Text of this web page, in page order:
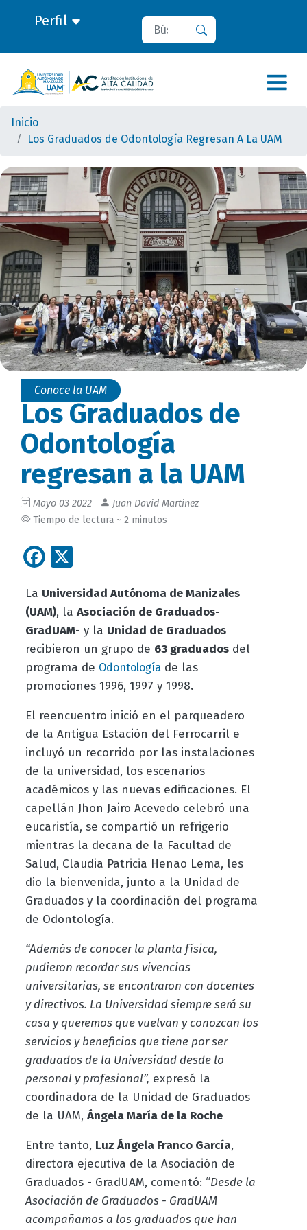
Perfil Buscar
Inicio
Los Graduados de Odontología Regresan A La UAM
Conoce la UAM
Los Graduados de
Odontología
regresan a la UAM
Mayo 03 2022
Juan David Martinez
Tiempo de lectura ~ 2 minutos
Facebook
La Universidad Autónoma de Manizales
(UAM), la Asociación de Graduados-
GradUAM- y la Unidad de Graduados
recibieron un grupo de 63 graduadosdel
programa de Odontologíade las
promociones 1996, 1997 y 1998.
El reencuentro inició en el parqueadero
de la Antigua Estación del Ferrocarril e
incluyó un recorrido por las instalaciones
de la universidad, los escenarios
académicos y las nuevas edificaciones. El
capellán Jhon Jairo Acevedo celebró una
eucaristía, se compartió un refrigerio
mientras la decana de la Facultad de
Salud, Claudia Patricia Henao Lema, les
dio la bienvenida, junto a la Unidad de
Graduados y la coordinación del programa
de Odontología.
“Además de conocer la planta física,
pudieron recordar sus vivencias
universitarias, se encontraron con docentes
y directivos. La Universidad siempre será su
casa y queremos que vuelvan y conozcan los
servicios y beneficios que tiene por ser
graduados de la Universidad desde lo
personal y profesional”, expresó la
coordinadora de la Unidad de Graduados
de la UAM, Ángela María de la Roche
Entre tanto, Luz Ángela Franco García,
directora ejecutiva de la Asociación de
Graduados - GradUAM, comentó: “Desde la
Asociación de Graduados - GradUAM
acompañamos a los graduados que han